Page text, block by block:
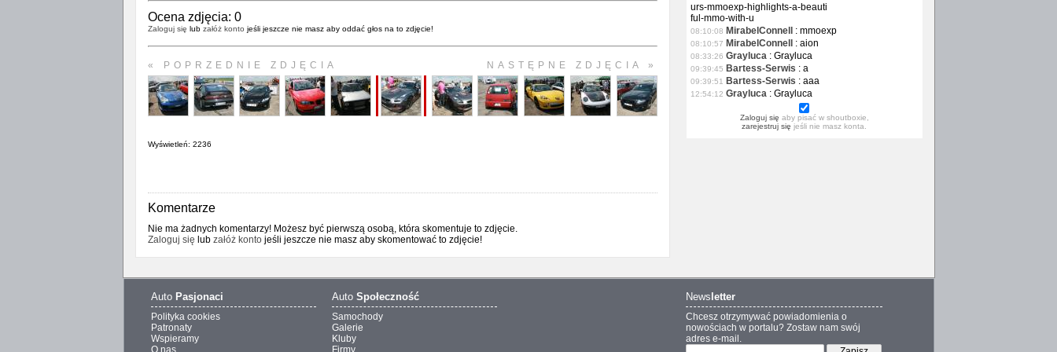
Ocena zdjęcia: 0
Zaloguj się lub załóż konto jeśli jeszcze nie masz aby oddać głos na to zdjęcie!
« POPRZEDNIE ZDJĘCIA NASTĘPNE ZDJĘCIA »
Wyświetleń: 2236
Komentarze
Nie ma żadnych komentarzy! Możesz być pierwszą osobą, która skomentuje to zdjęcie.
Zaloguj się lub załóż kontojeśli jeszcze nie masz aby skomentować to zdjęcie!
urs-mmoexp-highlights-a-beauti
ful-mmo-with-u
08:10:08 MirabelConnell : mmoexp
08:10:57 MirabelConnell : aion
08:33:26 Grayluca : Grayluca
09:39:45 Bartess-Serwis : a
09:39:51 Bartess-Serwis : aaa
12:54:12 Grayluca : Grayluca
Zaloguj się aby pisać w shoutboxie,
zarejestruj się jeśli nie masz konta.
Auto Pasjonaci
Polityka cookies
Patronaty
Wspieramy
O nas
Auto Społeczność
Samochody
Galerie
Kluby
Firmy
News letter
Chcesz otrzymywać powiadomienia o
nowościach w portalu? Zostaw nam swój
adres e-mail.